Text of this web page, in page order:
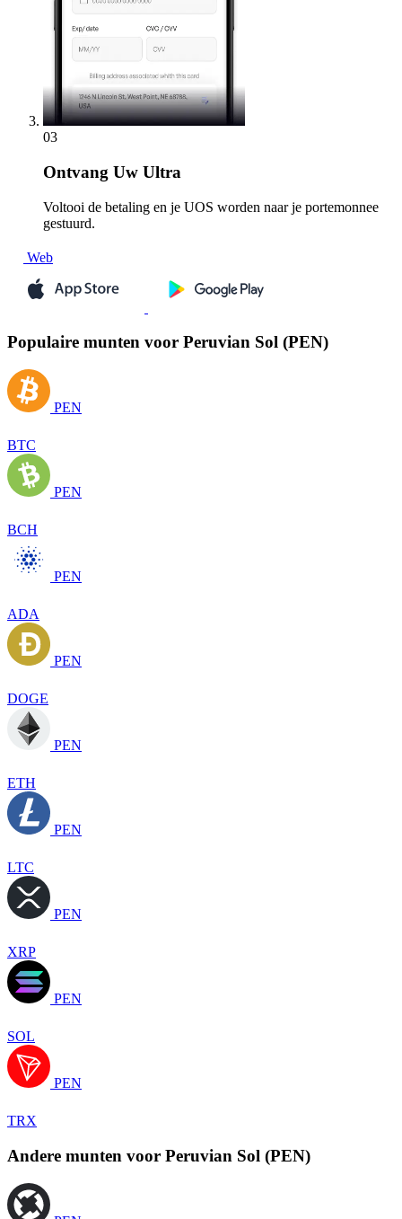
03
Ontvang Uw Ultra
Voltooi de betaling en je UOS worden naar je portemonnee
gestuurd.
Web
Populaire munten voor Peruvian Sol (PEN)
PEN
BTC
PEN
BCH
PEN
ADA
PEN
DOGE
PEN
ETH
PEN
LTC
PEN
XRP
PEN
SOL
PEN
TRX
Andere munten voor Peruvian Sol (PEN)